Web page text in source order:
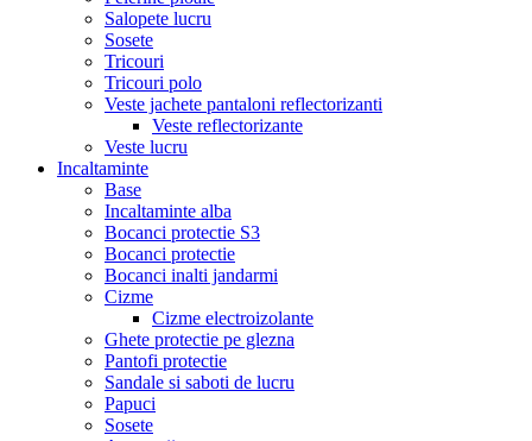
Salopete lucru
Sosete
Tricouri
Tricouri polo
Veste jachete pantaloni reflectorizanti
Veste reflectorizante
Veste lucru
Incaltaminte
Base
Incaltaminte alba
Bocanci protectie S3
Bocanci protectie
Bocanci inalti jandarmi
Cizme
Cizme electroizolante
Ghete protectie pe glezna
Pantofi protectie
Sandale si saboti de lucru
Papuci
Sosete